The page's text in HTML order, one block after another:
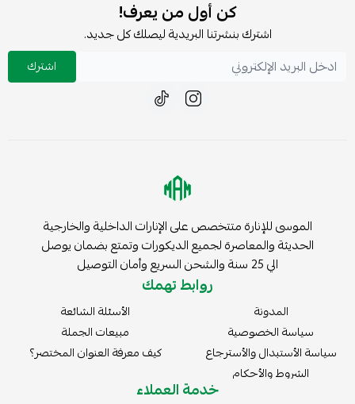
كن أول من يعرف!
اشترك بنشرتنا البريدية ليصلك كل جديد.
اشترك
الموسى للإنارة متتخصص على الإنارات الداخلية والخارجية
الحديثة والمعاصرة لجميع الديكورات وتمتع بضمان يوصل
الي 25 سنة والشحن السريع وأمان التوصيل
روابط تهمك
المدونة
سياسة الخصوصية
سياسة الأستبدال والأسترجاع
الشروط والأحكام
الأسئلة الشائعة
مبيعات الجملة
كيف معرفة العنوان المختصر؟
خدمة العملاء